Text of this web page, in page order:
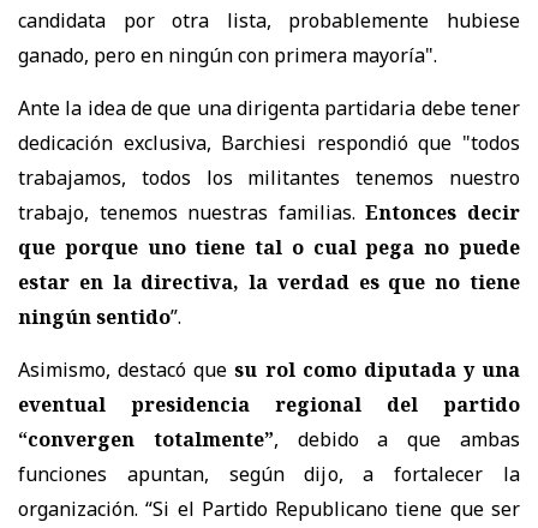
candidata por otra lista, probablemente hubiese
ganado, pero en ningún con primera mayoría".
Ante la idea de que una dirigenta partidaria debe tener
dedicación exclusiva, Barchiesi respondió que "todos
trabajamos, todos los militantes tenemos nuestro
trabajo, tenemos nuestras familias.Entonces decir
que porque uno tiene tal o cual pega no puede
estar en la directiva, la verdad es que no tiene
ningún sentido”.
Asimismo, destacó que su rol como diputada y una
eventual presidencia regional del partido
“convergen totalmente”, debido a que ambas
funciones apuntan, según dijo, a fortalecer la
organización. “Si el Partido Republicano tiene que ser